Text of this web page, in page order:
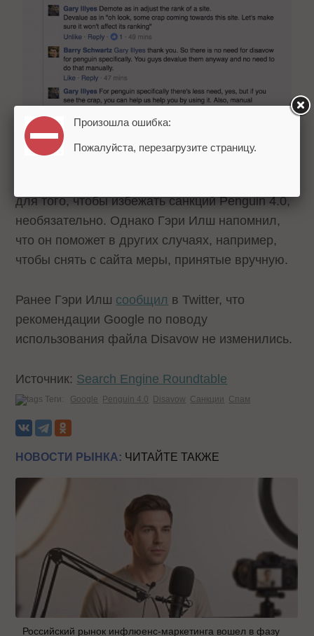
для того, чтобы избежать санкций Penguin 4.0,
необязательно. Однако Гэри Илш напомнил,
что он поможет в других случаях, например,
чтобы снять с сайта меры, принятые вручную.
Ранее Гэри Илш сообщил в Twitter, что
рекомендации Google по поводу
использования файла Disavow не изменились.
Источник: Search Engine Roundtable
Теги: Google Penguin 4.0 Disavow Санкции Спам
НОВОСТИ РЫНКА: ЧИТАЙТЕ ТАКЖЕ
Российский рынок инфлюенс-маркетинга вошел в фазу
Произошла ошибка:
Пожалуйста, перезагрузите страницу.